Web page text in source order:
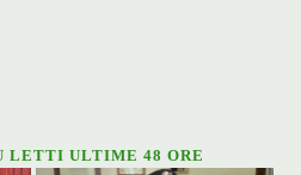
LETTI ULTIME 48 ORE